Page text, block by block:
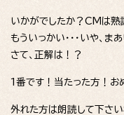
いかがでしたか？CMは熟
もういっかい・・・いや、ま
さて、正解は！？
1番です！当たった方！お
外れた方は朗読して下さい